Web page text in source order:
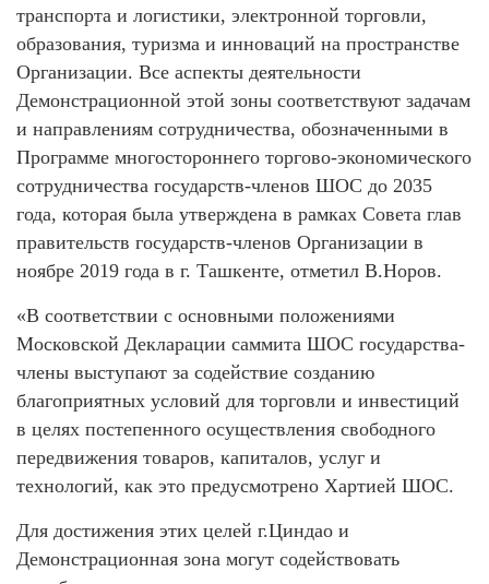
транспорта и логистики, электронной торговли,
образования, туризма и инноваций на пространстве
Организации. Все аспекты деятельности
Демонстрационной этой зоны соответствуют задачам
и направлениям сотрудничества, обозначенными в
Программе многостороннего торгово-экономического
сотрудничества государств-членов ШОС до 2035
года, которая была утверждена в рамках Совета глав
правительств государств-членов Организации в
ноябре 2019 года в г. Ташкенте, отметил В.Норов.
«В соответствии с основными положениями
Московской Декларации саммита ШОС государства-
члены выступают за содействие созданию
благоприятных условий для торговли и инвестиций
в целях постепенного осуществления свободного
передвижения товаров, капиталов, услуг и
технологий, как это предусмотрено Хартией ШОС.
Для достижения этих целей г.Циндао и
Демонстрационная зона могут содействовать